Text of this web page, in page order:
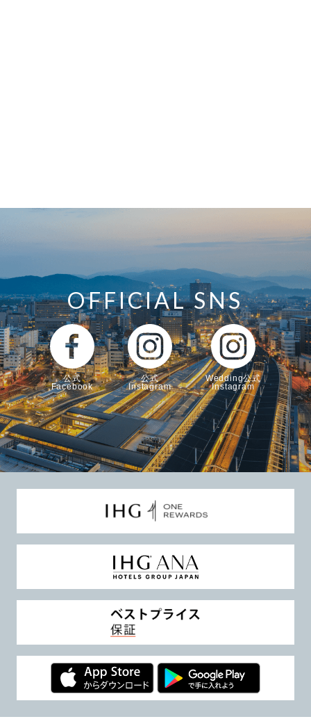
OFFICIAL SNS
公式
Facebook
公式
Instagram
Wedding公式
Instagram